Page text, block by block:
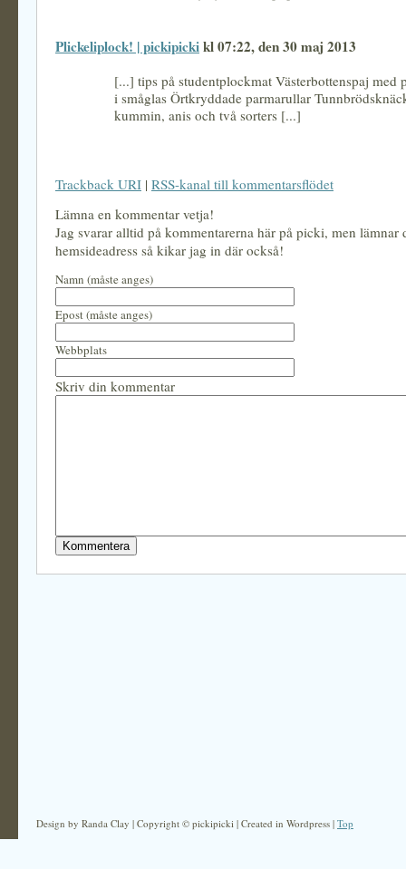
Plickeliplock! | pickipickikl 07:22, den 30 maj 2013
[...] tips på studentplockmat Västerbottenspaj med
i småglas Örtkryddade parmarullar
kummin, anis och två sorters [...]
Trackback URI | RSS-kanal till kommentarsflödet
Lämna en kommentar vetja!
Jag svarar alltid på kommentarerna här på picki, men lämnar
hemsideadress så kikar jag in där också!
Namn (måste anges)
Epost (måste anges)
Webbplats
Skriv din kommentar
Design by Randa Clay | Copyright © pickipicki | Created in Wordpress | Top